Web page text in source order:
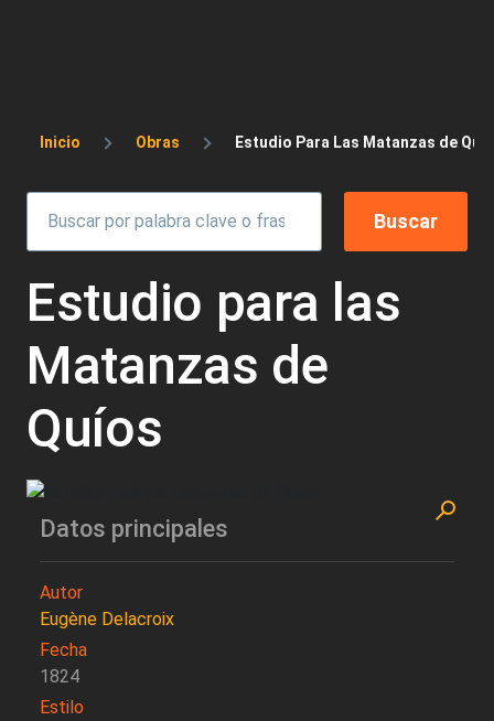
Sobrescribir enlaces de ayuda a la
Inicio Obras Estudio Para Las Matanzas de
Estudio para las
Matanzas de
Quíos
Datos principales
Autor
Eugène Delacroix
Fecha
1824
Estilo